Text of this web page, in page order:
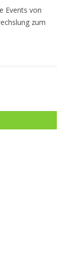
Events von
zum